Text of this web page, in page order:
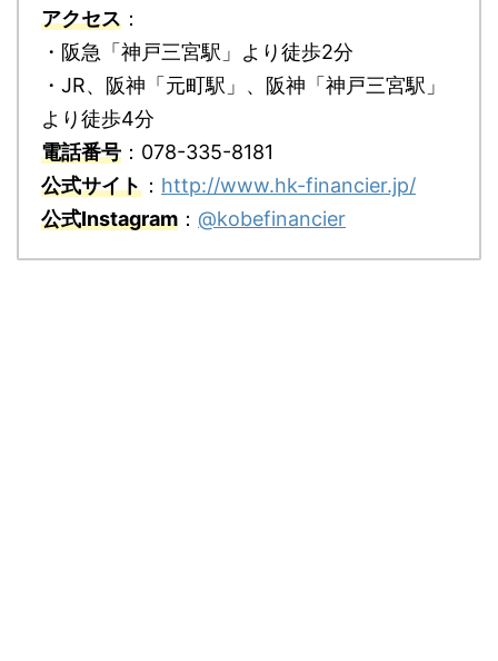
アクセス ：
・阪急「神戸三宮駅」より徒歩2分
・JR、阪神「元町駅」、阪神「神戸三宮駅」
より徒歩4分
電話番号 ：078-335-8181
公式サイト ： http://www.hk-financier.jp/
公式Instagram ： @kobefinancier